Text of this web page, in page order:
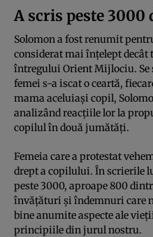
A scris peste 3000
Solomon a fost renumit
considerat mai înțelept
întregului Orient Mijlociu. Se
femei s-a iscat o ceartă,
mama aceluiași copil,
analizând reacțiile lor la
copilul în două jumătăți.
Femeia care a protestat
drept a copilului. În scrierile
peste 3000, aproape 800
învăţături şi îndemnuri care
bine anumite aspecte ale
principiile din jurul nostru.